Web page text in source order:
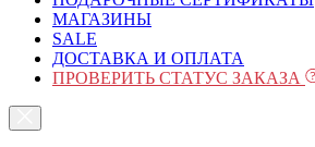
МАГАЗИНЫ
SALE
ДОСТАВКА И ОПЛАТА
ПРОВЕРИТЬ СТАТУС ЗАКАЗА